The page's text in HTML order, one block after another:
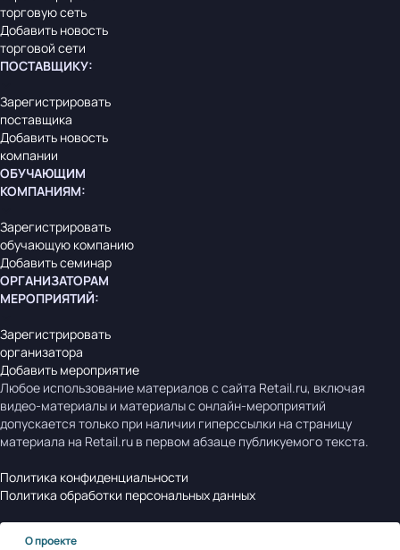
торговую сеть
Добавить новость
торговой сети
ПОСТАВЩИКУ:
Зарегистрировать
поставщика
Добавить новость
компании
ОБУЧАЮЩИМ
КОМПАНИЯМ:
Зарегистрировать
обучающую компанию
Добавить семинар
ОРГАНИЗАТОРАМ
МЕРОПРИЯТИЙ:
Зарегистрировать
организатора
Добавить мероприятие
Любое использование материалов с сайта Retail.ru, включая
видео-материалы и материалы с онлайн-мероприятий
допускается только при наличии гиперссылки на страницу
материала на Retail.ru в первом абзаце публикуемого текста.
Политика конфиденциальности
Политика обработки персональных данных
О проекте